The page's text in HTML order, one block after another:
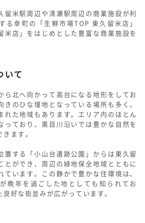
留米駅周辺や清瀬駅周辺の商業施設が利
る幸町の「生鮮市場TOP 東久留米店」
米店」をはじめとした豊富な商業施設を
いて
ら北へ向かって高台になる地形をしてお
きのひな壇地となっている場所も多く、
れた地域もあります。エリア内のほとん
っており、黒目川沿いでは豊かな自然を
ます。
置する「小山台遺跡公園」からは東久留
とができ、周辺の緑地保全地域とともに
います。この静かで豊かな住環境は、
晩年を過ごした地としても知られてお
好な街並みが広がっています。